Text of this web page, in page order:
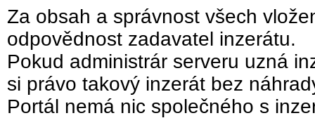
Za obsah a správnost všech
odpovědnost zadavatel inzerátu.
Pokud administrár serveru uzná
si právo takový inzerát bez
Portál nemá nic společného s